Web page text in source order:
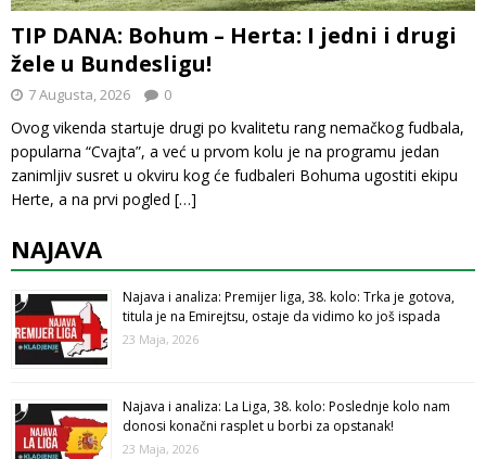
TIP DANA: Bohum – Herta: I jedni i drugi
žele u Bundesligu!
7 Augusta, 2026 0
Ovog vikenda startuje drugi po kvalitetu rang nemačkog fudbala,
popularna “Cvajta”, a već u prvom kolu je na programu jedan
zanimljiv susret u okviru kog će fudbaleri Bohuma ugostiti ekipu
Herte, a na prvi pogled […]
NAJAVA
Najava i analiza: Premijer liga, 38. kolo: Trka je gotova,
titula je na Emirejtsu, ostaje da vidimo ko još ispada
23 Maja, 2026
Najava i analiza: La Liga, 38. kolo: Poslednje kolo nam
donosi konačni rasplet u borbi za opstanak!
23 Maja, 2026